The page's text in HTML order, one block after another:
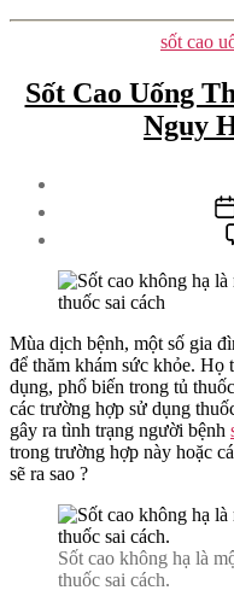
sốt cao
Sốt Cao Uống
Nguy
Mùa dịch bệnh, một số gia
để thăm khám sức khỏe.
dụng, phổ biến trong tủ
các trường hợp sử dụng
gây ra tình trạng người bệnh
trong trường hợp này hoặc
sẽ ra sao ?
Sốt cao không hạ là
thuốc sai cách.